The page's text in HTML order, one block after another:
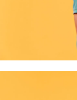
jeunes du bassin